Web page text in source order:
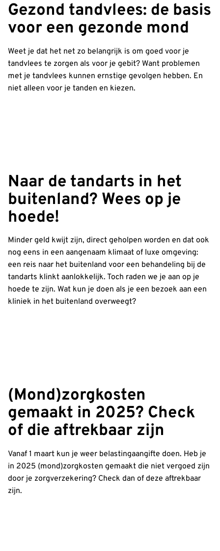
Gezond tandvlees: de basis
voor een gezonde mond
Weet je dat het net zo belangrijk is om goed voor je
tandvlees te zorgen als voor je gebit? Want problemen
met je tandvlees kunnen ernstige gevolgen hebben. En
niet alleen voor je tanden en kiezen.
Naar de tandarts in het
buitenland? Wees op je
hoede!
Minder geld kwijt zijn, direct geholpen worden en dat ook
nog eens in een aangenaam klimaat of luxe omgeving:
een reis naar het buitenland voor een behandeling bij de
tandarts klinkt aanlokkelijk. Toch raden we je aan op je
hoede te zijn. Wat kun je doen als je een bezoek aan een
kliniek in het buitenland overweegt?
(Mond)zorgkosten
gemaakt in 2025? Check
of die aftrekbaar zijn
Vanaf 1 maart kun je weer belastingaangifte doen. Heb je
in 2025 (mond)zorgkosten gemaakt die niet vergoed zijn
door je zorgverzekering? Check dan of deze aftrekbaar
zijn.